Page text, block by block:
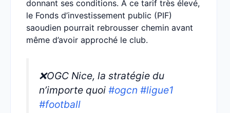
donnant ses conditions. A ce tarif très élevé,
le Fonds d’investissement public (PIF)
saoudien pourrait rebrousser chemin avant
même d’avoir approché le club.
❌OGC Nice, la stratégie du
n’importe quoi #ogcn #ligue1
#football